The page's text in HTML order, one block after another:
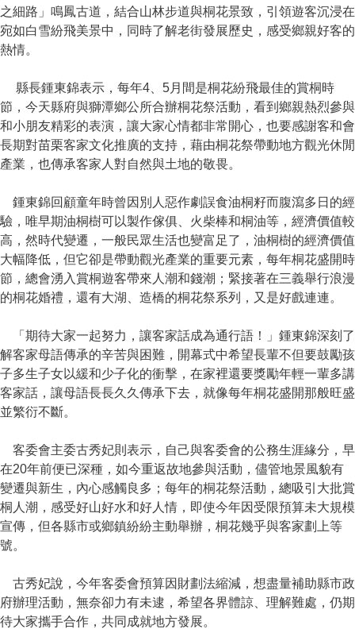
之細路」鳴鳳古道，結合山林步道與桐花景致，引領遊客沉浸在
宛如白雪紛飛美景中，同時了解老街發展歷史，感受鄉親好客的
熱情。
縣長鍾東錦表示，每年4、5月間是桐花紛飛最佳的賞桐時
節，今天縣府與獅潭鄉公所合辦桐花祭活動，看到鄉親熱烈參與
和小朋友精彩的表演，讓大家心情都非常開心，也要感謝客和會
長期對苗栗客家文化推廣的支持，藉由桐花祭帶動地方觀光休閒
產業，也傳承客家人對自然與土地的敬畏。
鍾東錦回顧童年時曾因別人惡作劇誤食油桐籽而腹瀉多日的經
驗，唯早期油桐樹可以製作傢俱、火柴棒和桐油等，經濟價值較
高，然時代變遷，一般民眾生活也變富足了，油桐樹的經濟價值
大幅降低，但它卻是帶動觀光產業的重要元素，每年桐花盛開時
節，總會湧入賞桐遊客帶來人潮和錢潮；緊接著在三義舉行浪漫
的桐花婚禮，還有大湖、造橋的桐花祭系列，又是好戲連連。
「期待大家一起努力，讓客家話成為通行語！」鍾東錦深刻了
解客家母語傳承的辛苦與困難，開幕式中希望長輩不但要鼓勵孩
子多生子女以緩和少子化的衝擊，在家裡還要獎勵年輕一輩多講
客家話，讓母語長長久久傳承下去，就像每年桐花盛開那般旺盛
並繁衍不斷。
客委會主委古秀妃則表示，自己與客委會的公務生涯緣分，早
在20年前便已深種，如今重返故地參與活動，儘管地景風貌有
變遷與新生，內心感觸良多；每年的桐花祭活動，總吸引大批賞
桐人潮，感受好山好水和好人情，即使今年因受限預算未大規模
宣傳，但各縣市或鄉鎮紛紛主動舉辦，桐花幾乎與客家劃上等
號。
古秀妃說，今年客委會預算因財劃法縮減，想盡量補助縣市政
府辦理活動，無奈卻力有未逮，希望各界體諒、理解難處，仍期
待大家攜手合作，共同成就地方發展。